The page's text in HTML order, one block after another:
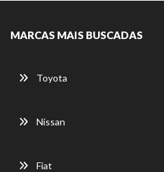
MARCAS MAIS BUSCADAS
Toyota
Nissan
Fiat